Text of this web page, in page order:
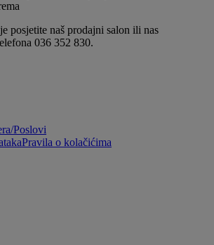
posjetite naš prodajni salon ili nas
036 352 830.
Poslovi
Pravila o kolačićima